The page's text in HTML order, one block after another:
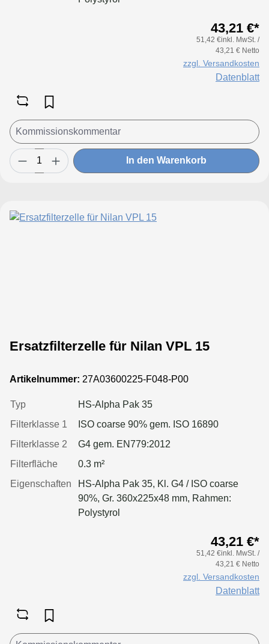
43,21 €*
51,42 €inkl. MwSt. /
43,21 € Netto
zzgl. Versandkosten
Datenblatt
In den Warenkorb
Ersatzfilterzelle für Nilan VPL 15
Artikelnummer: 27A03600225-F048-P00
Typ
HS-Alpha Pak 35
Filterklasse 1
ISO coarse 90% gem. ISO 16890
Filterklasse 2
G4 gem. EN779:2012
Filterfläche
0.3 m²
Eigenschaften
HS-Alpha Pak 35, Kl. G4 / ISO coarse
90%, Gr. 360x225x48 mm, Rahmen:
Polystyrol
43,21 €*
51,42 €inkl. MwSt. /
43,21 € Netto
zzgl. Versandkosten
Datenblatt